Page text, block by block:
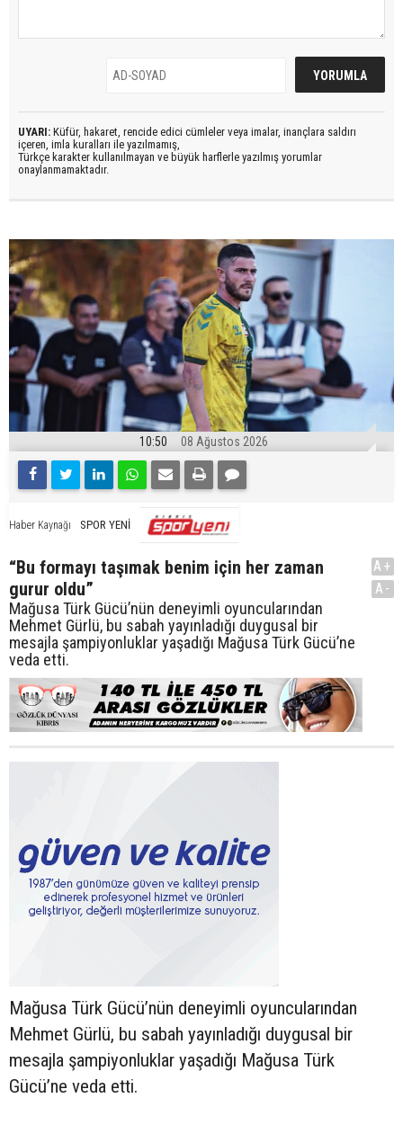
UYARI: Küfür, hakaret, rencide edici cümleler veya imalar, inançlara saldırı
içeren, imla kuralları ile yazılmamış,
Türkçe karakter kullanılmayan ve büyük harflerle yazılmış yorumlar
onaylanmamaktadır.
10:50 08 Ağustos 2026
Haber Kaynağı SPOR YENİ
“Bu formayı taşımak benim için her zaman
gurur oldu”
Mağusa Türk Gücü’nün deneyimli oyuncularından
Mehmet Gürlü, bu sabah yayınladığı duygusal bir
mesajla şampiyonluklar yaşadığı Mağusa Türk Gücü’ne
veda etti.
A+
A-
Mağusa Türk Gücü’nün deneyimli oyuncularından
Mehmet Gürlü, bu sabah yayınladığı duygusal bir
mesajla şampiyonluklar yaşadığı Mağusa Türk
Gücü’ne veda etti.